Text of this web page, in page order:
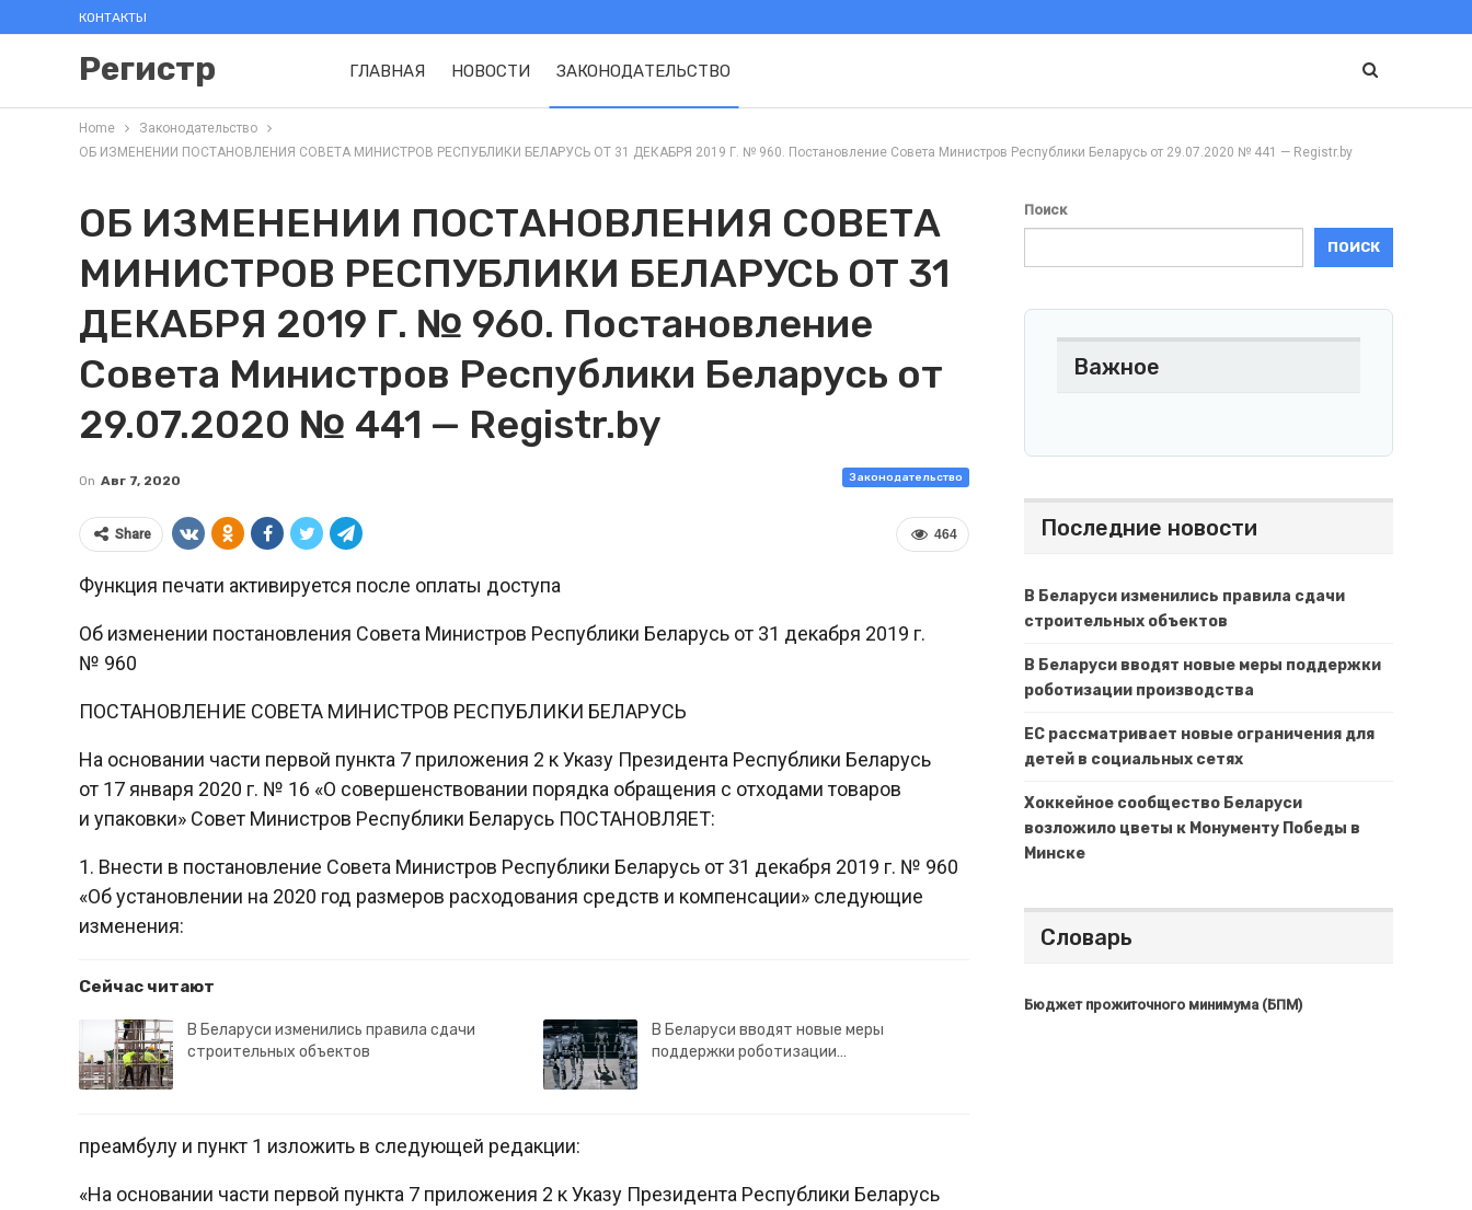
КОНТАКТЫ
Регистр ГЛАВНАЯ НОВОСТИ ЗАКОНОДАТЕЛЬСТВО
Home
Законодательство
ОБ ИЗМЕНЕНИИ ПОСТАНОВЛЕНИЯ СОВЕТА МИНИСТРОВ РЕСПУБЛИКИ БЕЛАРУСЬ ОТ 31 ДЕКАБРЯ 2019 Г. № 960. Постановление Совета Министров Республики Беларусь от 29.07.2020 № 441 — Registr.by
ОБ ИЗМЕНЕНИИ ПОСТАНОВЛЕНИЯ СОВЕТА
МИНИСТРОВ РЕСПУБЛИКИ БЕЛАРУСЬ ОТ 31
ДЕКАБРЯ 2019 Г. № 960. Постановление
Совета Министров Республики Беларусь от
29.07.2020 № 441 — Registr.by
Законодательство
On Авг 7, 2020
464
Share
Функция печати активируется после оплаты доступа
Об изменении постановления Совета Министров Республики Беларусь от 31 декабря 2019 г.
№ 960
ПОСТАНОВЛЕНИЕ СОВЕТА МИНИСТРОВ РЕСПУБЛИКИ БЕЛАРУСЬ
На основании части первой пункта 7 приложения 2 к Указу Президента Республики Беларусь
от 17 января 2020 г. № 16 «О совершенствовании порядка обращения с отходами товаров
и упаковки» Совет Министров Республики Беларусь ПОСТАНОВЛЯЕТ:
1. Внести в постановление Совета Министров Республики Беларусь от 31 декабря 2019 г. № 960
«Об установлении на 2020 год размеров расходования средств и компенсации» следующие
изменения:
Сейчас читают
В Беларуси изменились правила сдачи
строительных объектов
В Беларуси вводят новые меры
поддержки роботизации…
преамбулу и пункт 1 изложить в следующей редакции:
«На основании части первой пункта 7 приложения 2 к Указу Президента Республики Беларусь
Поиск
ПОИСК
Важное
Последние новости
В Беларуси изменились правила сдачи
строительных объектов
В Беларуси вводят новые меры поддержки
роботизации производства
ЕС рассматривает новые ограничения для
детей в социальных сетях
Хоккейное сообщество Беларуси
возложило цветы к Монументу Победы в
Минске
Словарь
Бюджет прожиточного минимума (БПМ)